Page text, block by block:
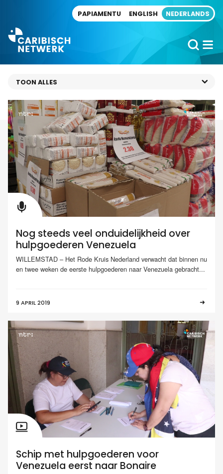
PAPIAMENTU ENGLISH NEDERLANDS
Nog steeds veel onduidelijkheid over
hulpgoederen Venezuela
WILLEMSTAD – Het Rode Kruis Nederland verwacht dat binnen nu
en twee weken de eerste hulpgoederen naar Venezuela gebracht...
9 APRIL 2019
Schip met hulpgoederen voor
Venezuela eerst naar Bonaire